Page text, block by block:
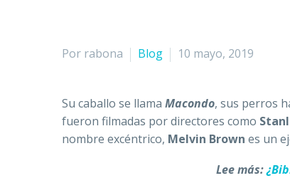
Por rabona Blog 10 mayo, 2019
Su caballo se llama Macondo, sus perros
fueron filmadas por directores como
nombre excéntrico, Melvin Brown es un
Lee más: